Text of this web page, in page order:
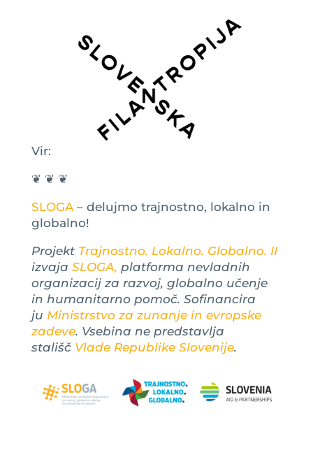
Vir:
❦ ❦ ❦
SLOGA– delujmo trajnostno, lokalno in
globalno!
Projekt Trajnostno. Lokalno. Globalno. II
izvaja SLOGA, platforma nevladnih
organizacij za razvoj, globalno učenje
in humanitarno pomoč. Sofinancira
ju Ministrstvo za zunanje in evropske
zadeve. Vsebina ne predstavlja
stališč Vlade Republike Slovenije.